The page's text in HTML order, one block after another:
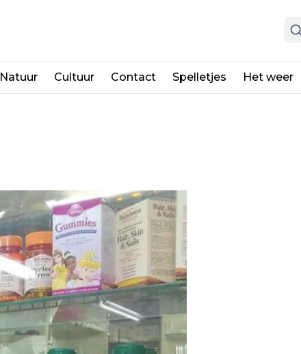
Natuur Cultuur Contact Spelletjes Het weer